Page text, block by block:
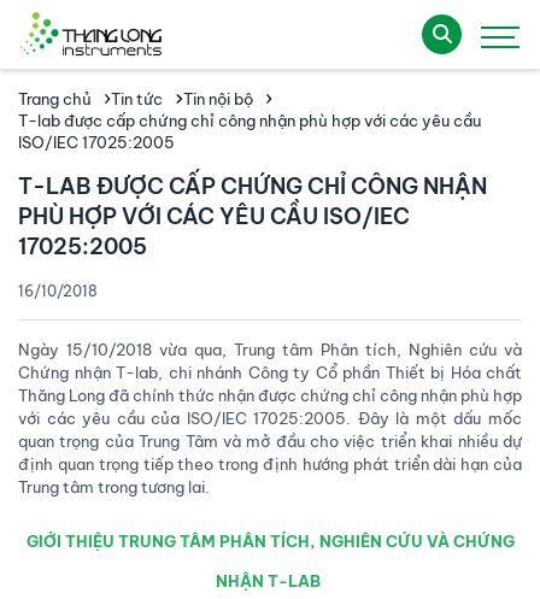
Trang chủ Tin tức
Tin nội bộ
T-lab được cấp chứng chỉ công nhận phù hợp với các yêu cầu
ISO/IEC 17025:2005
T-LAB ĐƯỢC CẤP CHỨNG CHỈ CÔNG NHẬN
PHÙ HỢP VỚI CÁC YÊU CẦU ISO/IEC
17025:2005
16/10/2018
Ngày 15/10/2018 vừa qua, Trung tâm Phân tích, Nghiên cứu và
Chứng nhận T-lab, chi nhánh Công ty Cổ phần Thiết bị Hóa chất
Thăng Long đã chính thức nhận được chứng chỉ công nhận phù hợp
với các yêu cầu của ISO/IEC 17025:2005. Đây là một dấu mốc
quan trọng của Trung Tâm và mở đầu cho việc triển khai nhiều dự
định quan trọng tiếp theo trong định hướng phát triển dài hạn của
Trung tâm trong tương lai.
GIỚI THIỆU TRUNG TÂM PHÂN TÍCH, NGHIÊN CỨU VÀ CHỨNG
NHẬN T-LAB